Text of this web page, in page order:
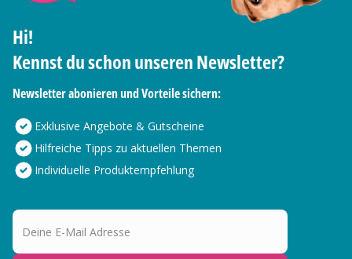
Hi!
Kennst du schon unseren Newsletter?
Newsletter abonieren und Vorteile sichern:
Exklusive Angebote & Gutscheine
Hilfreiche Tipps zu aktuellen Themen
Individuelle Produktempfehlung
Deine E-Mail Adresse